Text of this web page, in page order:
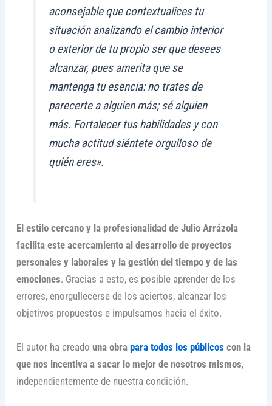
aconsejable que contextualices tu
situación analizando el cambio interior
o exterior de tu propio ser que desees
alcanzar, pues amerita que se
mantenga tu esencia: no trates de
parecerte a alguien más; sé alguien
más. Fortalecer tus habilidades y con
mucha actitud siéntete orgulloso de
quién eres».
El estilo cercano y la profesionalidad de Julio Arrázola
facilita este acercamiento al desarrollo de proyectos
personales y laborales y la gestión del tiempo y de las
emociones. Gracias a esto, es posible aprender de los
errores, enorgullecerse de los aciertos, alcanzar los
objetivos propuestos e impulsarnos hacia el éxito.
El autor ha creado una obra para todos los públicos con la
que nos incentiva a sacar lo mejor de nosotros mismos,
independientemente de nuestra condición.